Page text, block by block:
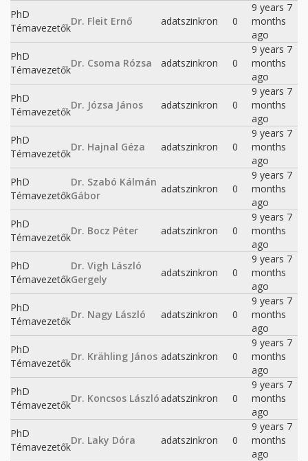
PhD
Témavezetők
Dr. Fleit Ernő adatszinkron 0
9 years 7
months
ago
PhD
Témavezetők
Dr. Csoma Rózsa adatszinkron 0
9 years 7
months
ago
PhD
Témavezetők
Dr. Józsa János adatszinkron 0
9 years 7
months
ago
PhD
Témavezetők
Dr. Hajnal Géza adatszinkron 0
9 years 7
months
ago
PhD
Témavezetők
Dr. Szabó Kálmán
Gábor
adatszinkron 0
9 years 7
months
ago
PhD
Témavezetők
Dr. Bocz Péter adatszinkron 0
9 years 7
months
ago
PhD
Témavezetők
Dr. Vigh László
Gergely
adatszinkron 0
9 years 7
months
ago
PhD
Témavezetők
Dr. Nagy László adatszinkron 0
9 years 7
months
ago
PhD
Témavezetők
Dr. Krähling János adatszinkron 0
9 years 7
months
ago
PhD
Témavezetők
Dr. Koncsos Lászlóadatszinkron 0
9 years 7
months
ago
PhD
Témavezetők
Dr. Laky Dóra adatszinkron 0
9 years 7
months
ago